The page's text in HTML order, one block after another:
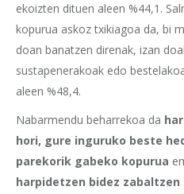
ekoizten dituen aleen %44,1.
kopurua askoz txikiagoa da, bi
doan banatzen direnak, izan
sustapenerakoak edo
aleen %48,4.
Nabarmendu beharrekoa da
hori, gure inguruko beste
parekorik gabeko kopurua
harpidetzen bidez zabaltzen